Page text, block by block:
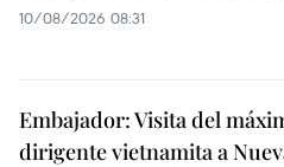
10/08/2026 08:31
Embajador: Visita del
dirigente vietnamita a